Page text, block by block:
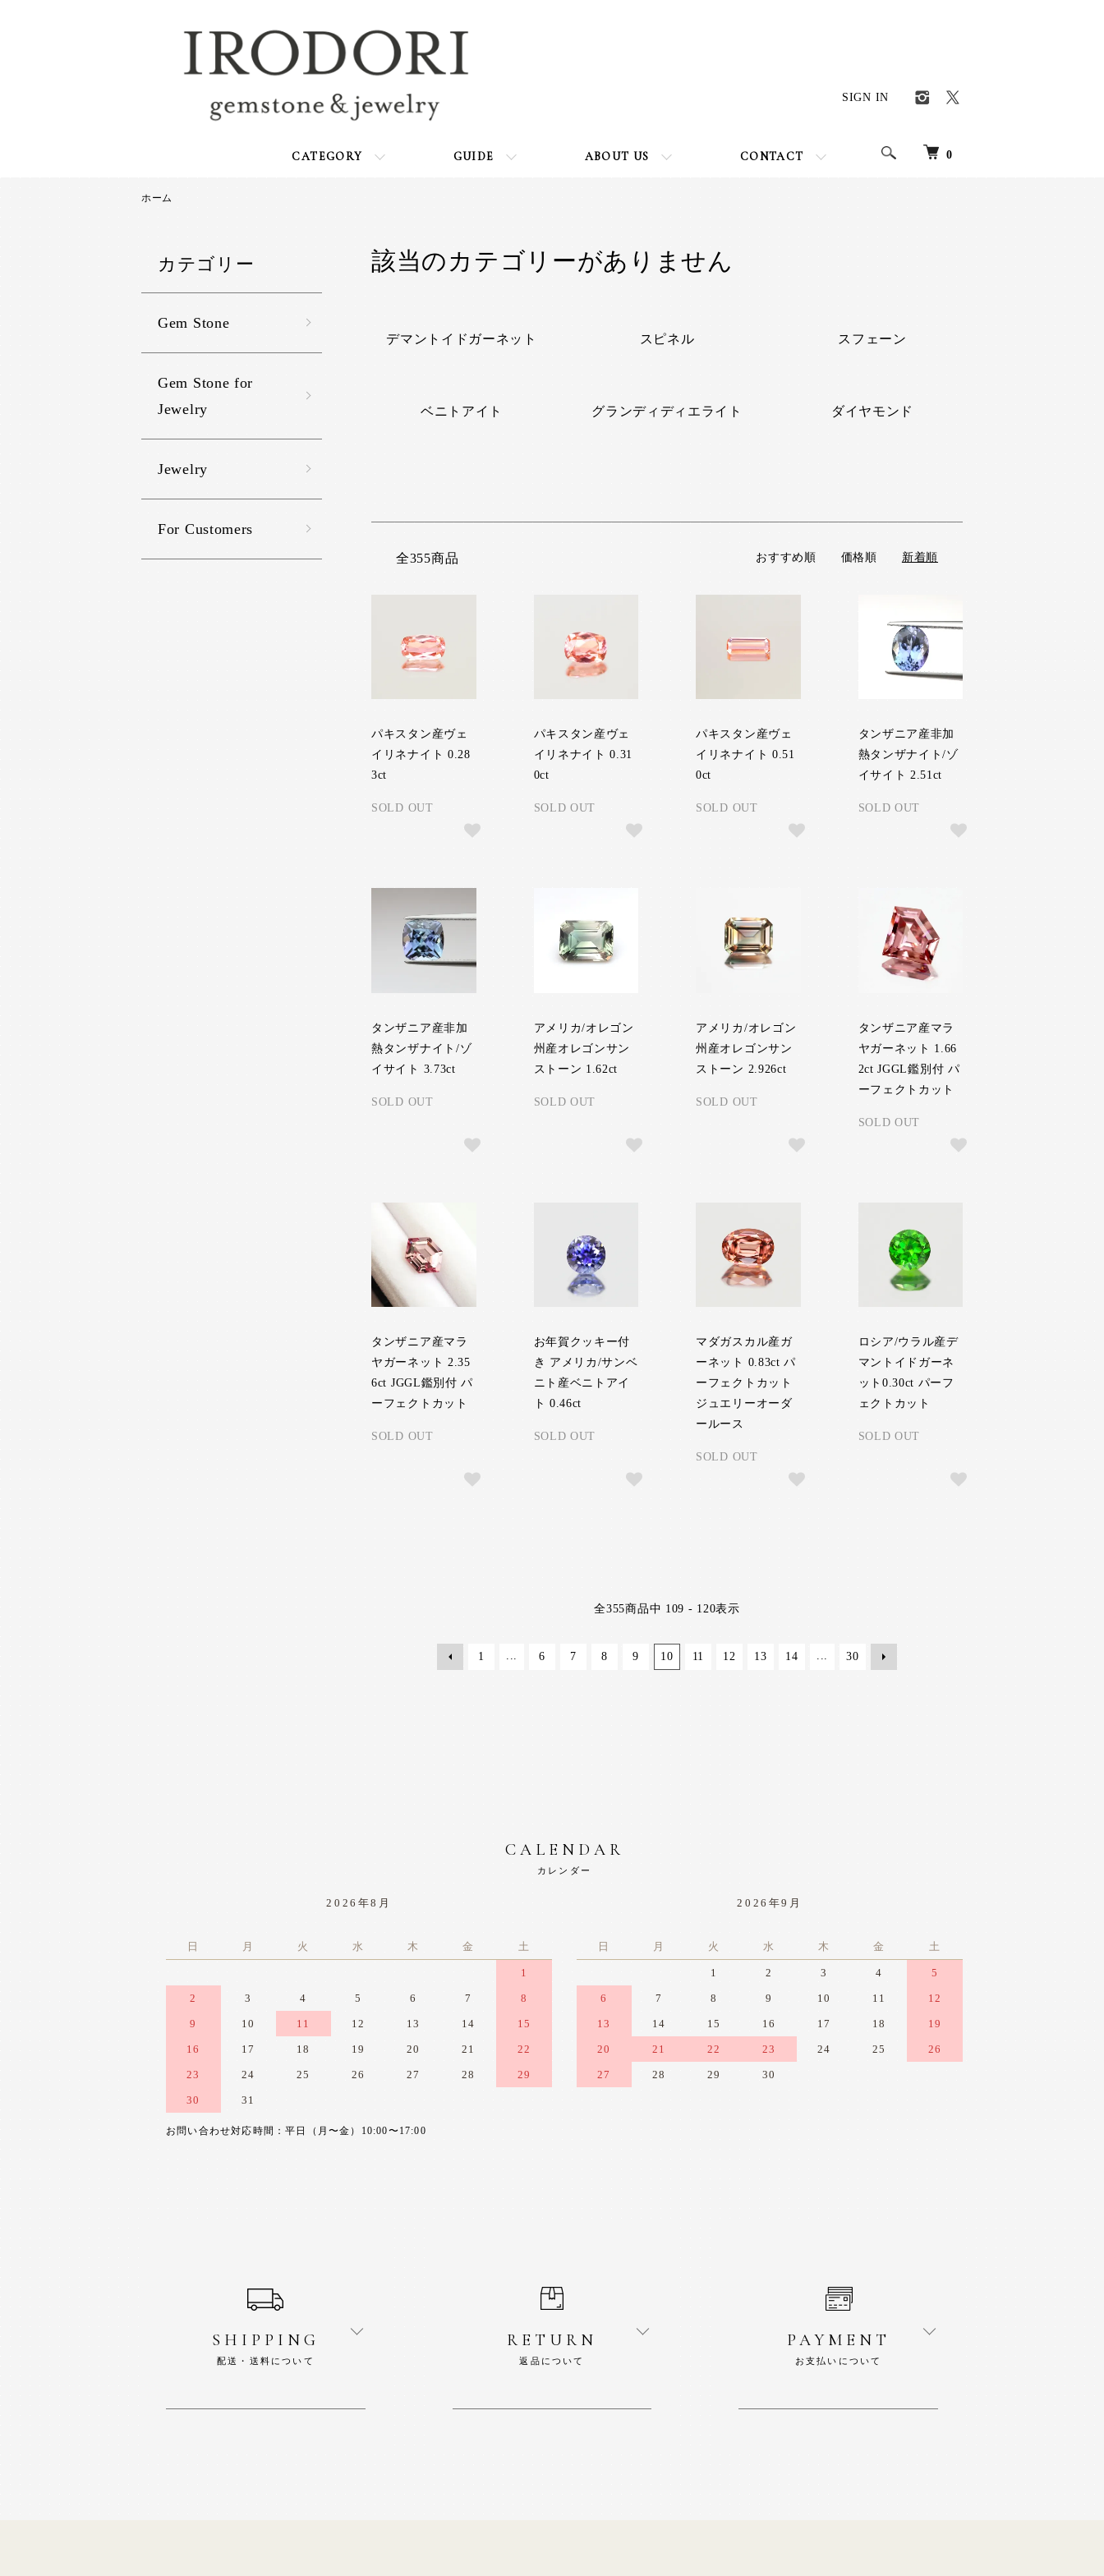
0
CATEGORY GUIDE ABOUT US CONTACT
SIGN IN
ホーム
該当のカテゴリーがありません
デマントイドガーネット スピネル スフェーン
ベニトアイト グランディディエライト ダイヤモンド
全355商品 おすすめ順 価格順 新着順
パキスタン産ヴェ
イリネナイト 0.28
3ct
SOLD OUT
パキスタン産ヴェ
イリネナイト 0.31
0ct
SOLD OUT
パキスタン産ヴェ
イリネナイト 0.51
0ct
SOLD OUT
タンザニア産非加
熱タンザナイト/ゾ
イサイト 2.51ct
SOLD OUT
タンザニア産非加
熱タンザナイト/ゾ
イサイト 3.73ct
SOLD OUT
アメリカ/オレゴン
州産オレゴンサン
ストーン 1.62ct
SOLD OUT
アメリカ/オレゴン
州産オレゴンサン
ストーン 2.926ct
SOLD OUT
タンザニア産マラ
ヤガーネット 1.66
2ct JGGL鑑別付 パ
ーフェクトカット
SOLD OUT
タンザニア産マラ
ヤガーネット 2.35
6ct JGGL鑑別付 パ
ーフェクトカット
SOLD OUT
お年賀クッキー付
き アメリカ/サンベ
ニト産ベニトアイ
ト 0.46ct
SOLD OUT
マダガスカル産ガ
ーネット 0.83ct パ
ーフェクトカット
ジュエリーオーダ
ールース
SOLD OUT
ロシア/ウラル産デ
マントイドガーネ
ット0.30ct パーフ
ェクトカット
SOLD OUT
全355商品中 109 - 120表示
1 ... 6 7 8 9 10 11 12 13 14 ... 30
カテゴリー
Gem Stone
Gem Stone for
Jewelry
Jewelry
For Customers
CALENDAR
カレンダー
2026年8月
日 月 火 水 木 金 土
1
2 3 4 5 6 7 8
9 10 11 12 13 14 15
16 17 18 19 20 21 22
23 24 25 26 27 28 29
30 31
2026年9月
日 月 火 水 木 金 土
1 2 3 4 5
6 7 8 9 10 11 12
13 14 15 16 17 18 19
20 21 22 23 24 25 26
27 28 29 30
お問い合わせ対応時間：平日（月〜金）10:00〜17:00
SHIPPING
配送・送料について
RETURN
返品について
PAYMENT
お支払いについて